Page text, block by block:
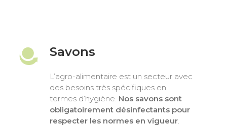
Savons
L’agro-alimentaire est un secteur avec
des besoins très spécifiques en
termes d’hygiène. Nos savons sont
obligatoirement désinfectants pour
respecter les normes en vigueur.